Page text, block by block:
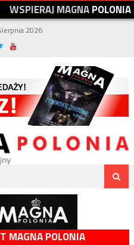
WSPIERAJMAGNAPOLONIA
2026
MAGNA POLONIA